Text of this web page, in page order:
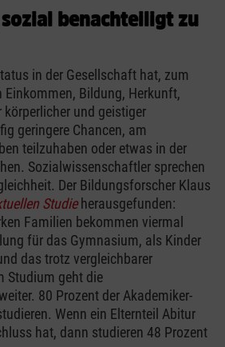
benachteiligt zu
in der Gesellschaft hat, zum
Bildung, Herkunft,
körperlicher und geistiger
geringere Chancen, am
teilzuhaben oder etwas in der
Sozialwissenschaftler sprechen
Der Bildungsforscher Klaus
Studieherausgefunden:
Familien bekommen viermal
für das Gymnasium, als Kinder
das trotz vergleichbarer
Studium geht die
80 Prozent der Akademiker-
Wenn ein Elternteil Abitur
hat, dann studieren 48 Prozent